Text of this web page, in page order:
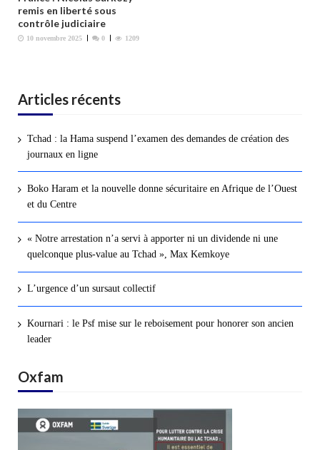
remis en liberté sous
contrôle judiciaire
10 novembre 2025 0 1209
Articles récents
Tchad : la Hama suspend l’examen des demandes de création des
journaux en ligne
Boko Haram et la nouvelle donne sécuritaire en Afrique de l’Ouest
et du Centre
« Notre arrestation n’a servi à apporter ni un dividende ni une
quelconque plus-value au Tchad », Max Kemkoye
L’urgence d’un sursaut collectif
Kournari : le Psf mise sur le reboisement pour honorer son ancien
leader
Oxfam